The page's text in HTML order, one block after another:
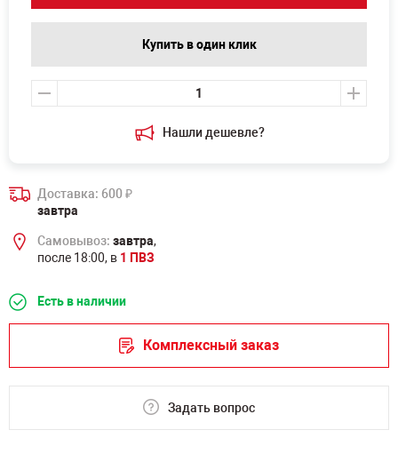
Нашли дешевле?
Купить в один клик
Доставка: 600₽
завтра
Самовывоз: завтра,
после 18:00, в 1 ПВЗ
Есть в наличии
Комплексный заказ
Задать вопрос